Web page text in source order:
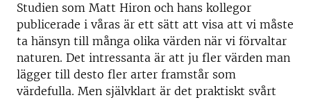
Studien som Matt Hiron och hans kollegor
publicerade i våras är ett sätt att visa att vi måste
ta hänsyn till många olika värden när vi förvaltar
naturen. Det intressanta är att ju fler värden man
lägger till desto fler arter framstår som
värdefulla. Men självklart är det praktiskt svårt